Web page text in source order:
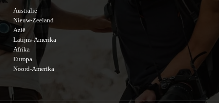
Australië
Nieuw-Zeeland
Azië
Latijns-Amerika
Afrika
Europa
Noord-Amerika